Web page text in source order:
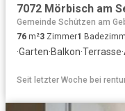
7072 Mörbisch am
Gemeinde Schützen am
76 m²3 Zimmer1
·Garten·Balkon·Terrasse·
Seit letzter Woche bei